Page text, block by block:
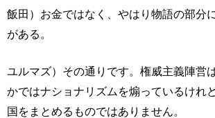
飯田）お金ではなく、やはり物語の部分
がある。
ユルマズ）その通りです。権威主義陣営
かではナショナリズムを煽っているけれ
国をまとめるものではありません。